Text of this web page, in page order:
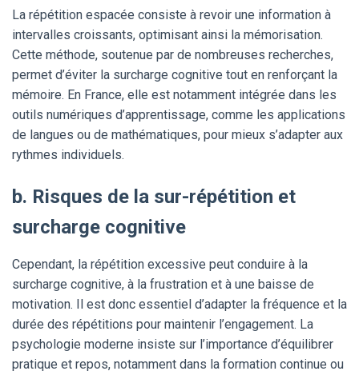
La répétition espacée consiste à revoir une information à
intervalles croissants, optimisant ainsi la mémorisation.
Cette méthode, soutenue par de nombreuses recherches,
permet d’éviter la surcharge cognitive tout en renforçant la
mémoire. En France, elle est notamment intégrée dans les
outils numériques d’apprentissage, comme les applications
de langues ou de mathématiques, pour mieux s’adapter aux
rythmes individuels.
b. Risques de la sur-répétition et
surcharge cognitive
Cependant, la répétition excessive peut conduire à la
surcharge cognitive, à la frustration et à une baisse de
motivation. Il est donc essentiel d’adapter la fréquence et la
durée des répétitions pour maintenir l’engagement. La
psychologie moderne insiste sur l’importance d’équilibrer
pratique et repos, notamment dans la formation continue ou